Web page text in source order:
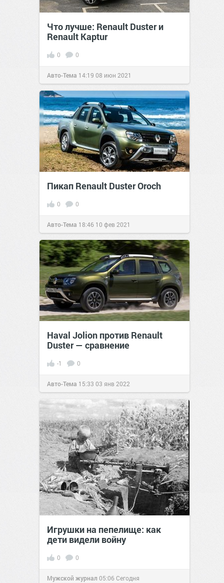
Что лучше: Renault Duster и
Renault Kaptur
0 0
Авто-Тема 14:19 08 июн 2021
Пикап Renault Duster Oroch
0 0
Авто-Тема 18:46 10 фев 2021
Haval Jolion против Renault
Duster — сравнение
-1 0
Авто-Тема 15:33 03 янв 2022
Игрушки на пепелище: как
дети видели войну
0 0
Мужской журнал 05:06Сегодня